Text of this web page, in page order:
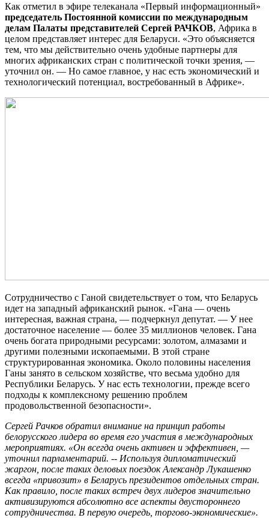
Как отметил в эфире телеканала «Первый информационный»
председатель Постоянной комиссии по международным
делам Палаты представителей Сергей РАЧКОВ, Африка в
целом представляет интерес для Беларуси. «Это объясняется
тем, что мы действительно очень удобные партнеры для
многих африканских стран с политической точки зрения, —
уточнил он. — Но самое главное, у нас есть экономический и
технологический потенциал, востребованный в Африке».
Сотрудничество с Ганой свидетельствует о том, что Беларусь
идет на западный африканский рынок. «Гана — очень
интересная, важная страна, — подчеркнул депутат. — У нее
достаточное население — более 35 миллионов человек. Гана
очень богата природными ресурсами: золотом, алмазами и
другими полезными ископаемыми. В этой стране
структурированная экономика. Около половины населения
Ганы занято в сельском хозяйстве, что весьма удобно для
Республики Беларусь. У нас есть технологии, прежде всего
подходы к комплексному решению проблем
продовольственной безопасности».
Сергей Рачков обратил внимание на принцип работы
белорусского лидера во время его участия в международных
мероприятиях. «Он всегда очень активен и эффективен, —
уточнил парламентарий. -- Используя дипломатический
жаргон, после таких деловых поездок Александр Лукашенко
всегда «привозит» в Беларусь президентов отдельных стран.
Как правило, после таких встреч двух лидеров значительно
активизируются абсолютно все аспекты двустороннего
сотрудничества. В первую очередь, торгово-экономические».